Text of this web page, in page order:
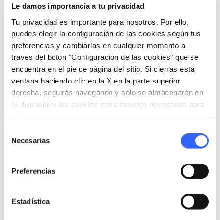
Le damos importancia a tu privacidad
Tu privacidad es importante para nosotros. Por ello,
puedes elegir la configuración de las cookies según tus
preferencias y cambiarlas en cualquier momento a
través del botón "Configuración de las cookies" que se
encuentra en el pie de página del sitio. Si cierras esta
ventana haciendo clic en la X en la parte superior
derecha, seguirás navegando y sólo se almacenarán en
tu dispositivo las cookies estrictamente necesarias para
Necesarias
Preferencias
Estadística
varioslunetos con frescoscon episodios de
la vida de Sant’Agostino.